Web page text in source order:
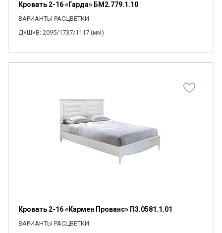
Кровать 2-16 «Гарда» БМ2.779.1.10
ВАРИАНТЫ РАСЦВЕТКИ
Д×Ш×В: 2095/1737/1117 (мм)
Кровать 2-16 «Кармен Прованс» П3.0581.1.01
ВАРИАНТЫ РАСЦВЕТКИ